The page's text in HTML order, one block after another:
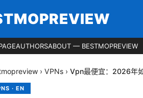
AUTHORSABOUT — BESTMOPREVIEW
› VPNs › Vpn最便宜：2026年
· EN